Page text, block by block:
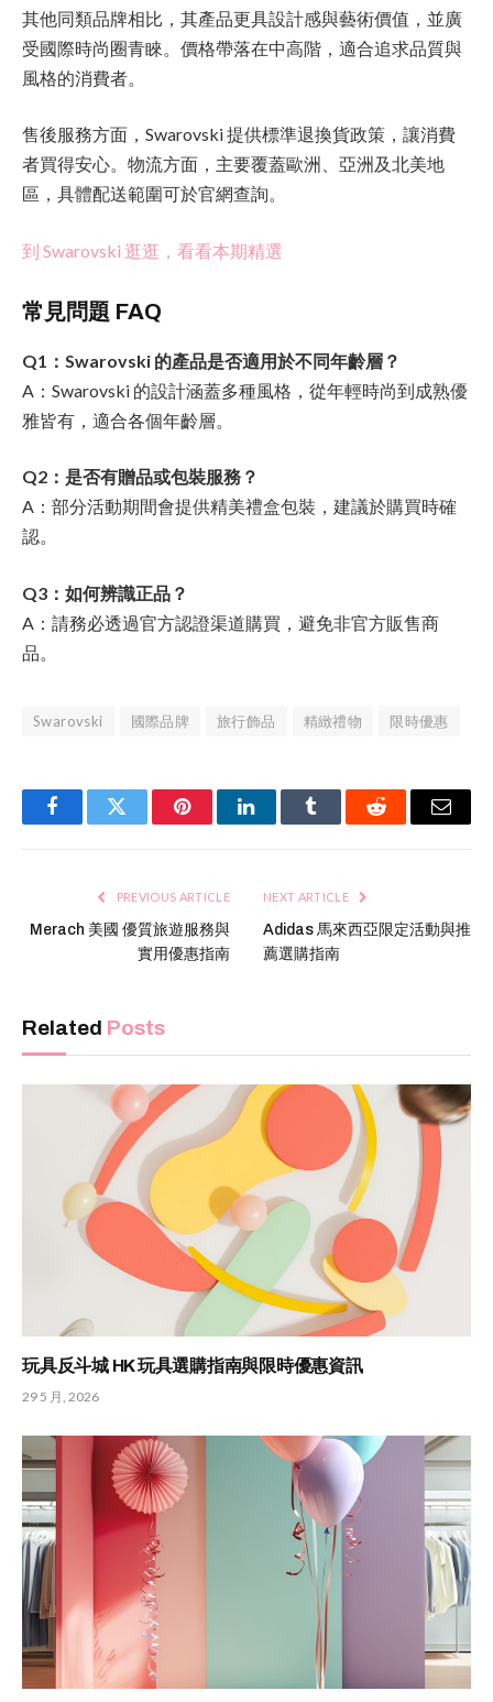
其他同類品牌相比，其產品更具設計感與藝術價值，並廣
受國際時尚圈青睞。價格帶落在中高階，適合追求品質與
風格的消費者。
售後服務方面，Swarovski 提供標準退換貨政策，讓消費
者買得安心。物流方面，主要覆蓋歐洲、亞洲及北美地
區，具體配送範圍可於官網查詢。
到 Swarovski 逛逛，看看本期精選
常見問題 FAQ
Q1：Swarovski 的產品是否適用於不同年齡層？
A：Swarovski 的設計涵蓋多種風格，從年輕時尚到成熟優
雅皆有，適合各個年齡層。
Q2：是否有贈品或包裝服務？
A：部分活動期間會提供精美禮盒包裝，建議於購買時確
認。
Q3：如何辨識正品？
A：請務必透過官方認證渠道購買，避免非官方販售商
品。
Swarovski 國際品牌 旅行飾品 精緻禮物 限時優惠
FacebookTwitter PinterestLinkedInTumblr Reddit Email
PREVIOUS ARTICLE
Merach 美國 優質旅遊服務與
實用優惠指南
NEXT ARTICLE
Adidas 馬來西亞限定活動與推
薦選購指南
Related Posts
玩具反斗城 HK 玩具選購指南與限時優惠資訊
29 5 月, 2026